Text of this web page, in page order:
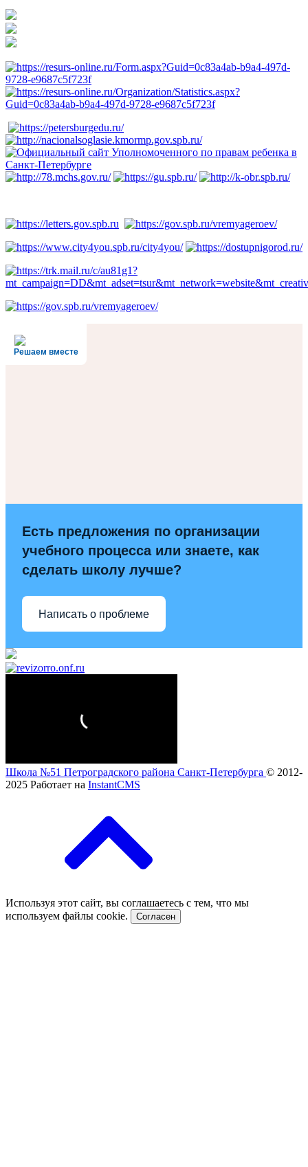
Решаем вместе
Есть предложения по организации
учебного процесса или знаете, как
сделать школу лучше?
Написать о проблеме
Школа №51 Петроградского района Санкт-Петербурга © 2012-
2025 Работает на InstantCMS
Используя этот сайт, вы соглашаетесь с тем, что мы
используем файлы cookie.
Согласен